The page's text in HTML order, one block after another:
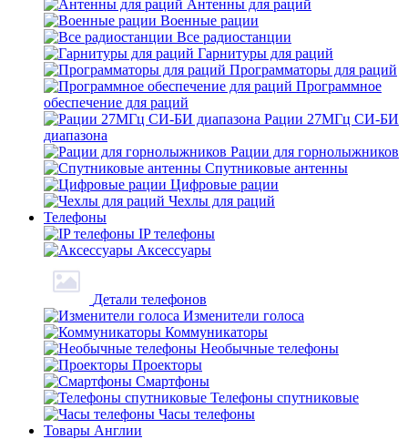
Антенны для раций
Военные рации
Все радиостанции
Гарнитуры для раций
Программаторы для раций
Программное
обеспечение для раций
Рации 27МГц СИ-БИ
диапазона
Рации для горнолыжников
Спутниковые антенны
Цифровые рации
Чехлы для раций
Телефоны
IP телефоны
Аксессуары
Детали телефонов
Изменители голоса
Коммуникаторы
Необычные телефоны
Проекторы
Смартфоны
Телефоны спутниковые
Часы телефоны
Товары Англии